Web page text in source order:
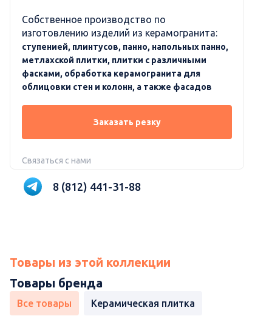
Собственное производство по
изготовлению изделий из керамогранита:
ступенией, плинтусов, панно, напольных панно,
метлахской плитки, плитки с различными
фасками, обработка керамогранита для
облицовки стен и колонн, а также фасадов
Заказать резку
Связаться с нами
8 (812) 441-31-88
Товары из этой коллекции
Товары бренда
Все товары Керамическая плитка